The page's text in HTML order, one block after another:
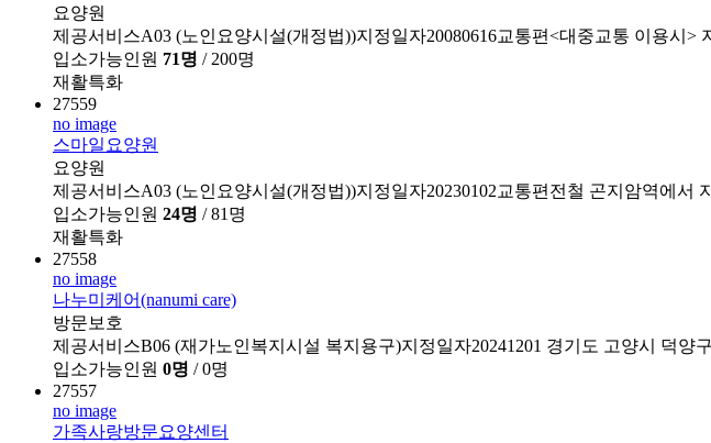
요양원
제공서비스A03 (노인요양시설(개정법))지정일자20080616교통편<대중교통 이용시>
입소가능인원 71명 / 200명
재활특화
27559
no image
스마일요양원
요양원
제공서비스A03 (노인요양시설(개정법))지정일자20230102교통편전철 곤지암역에서
입소가능인원 24명 / 81명
재활특화
27558
no image
나누미케어(nanumi care)
방문보호
제공서비스B06 (재가노인복지시설 복지용구)지정일자20241201 경기도 고양시 덕양
입소가능인원 0명 / 0명
27557
no image
가족사랑방문요양센터